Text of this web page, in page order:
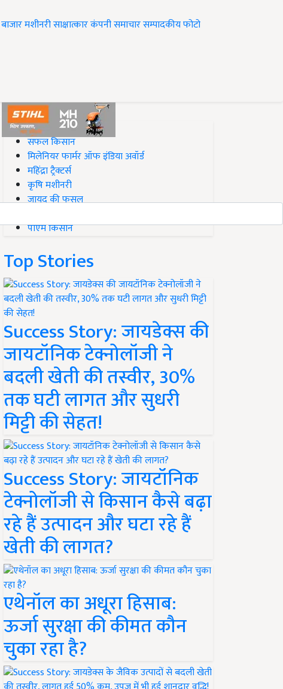
बाजारमशीनरीसाक्षात्कारकंपनी समाचारसम्पादकीयफोटो
#Top on Krishi Jagran
सफल किसान
मिलेनियर फार्मर ऑफ इंडिया अवॉर्ड
महिंद्रा ट्रैक्टर्स
कृषि मशीनरी
जायद की फसल
पीएम किसान
Top Stories
Success Story: जायडेक्स की
जायटॉनिक टेक्नोलॉजी ने
बदली खेती की तस्वीर, 30%
तक घटी लागत और सुधरी
मिट्टी की सेहत!
Success Story: जायटॉनिक
टेक्नोलॉजी से किसान कैसे बढ़ा
रहे हैं उत्पादन और घटा रहे हैं
खेती की लागत?
एथेनॉल का अधूरा हिसाब:
ऊर्जा सुरक्षा की कीमत कौन
चुका रहा है?